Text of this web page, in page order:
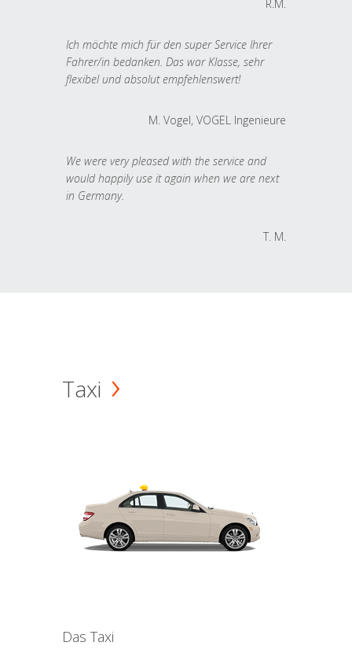
R.M.
Ich möchte mich für den super Service Ihrer
Fahrer/in bedanken. Das war Klasse, sehr
flexibel und absolut empfehlenswert!
M. Vogel, VOGEL Ingenieure
We were very pleased with the service and
would happily use it again when we are next
in Germany.
T. M.
Taxi
Das Taxi